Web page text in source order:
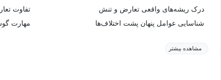
درک ریشه‌های واقعی تعارض و تنش
تفاوت
شناسایی عوامل پنهان پشت اختلاف‌ها
مهارت
مشاهده بیشتر